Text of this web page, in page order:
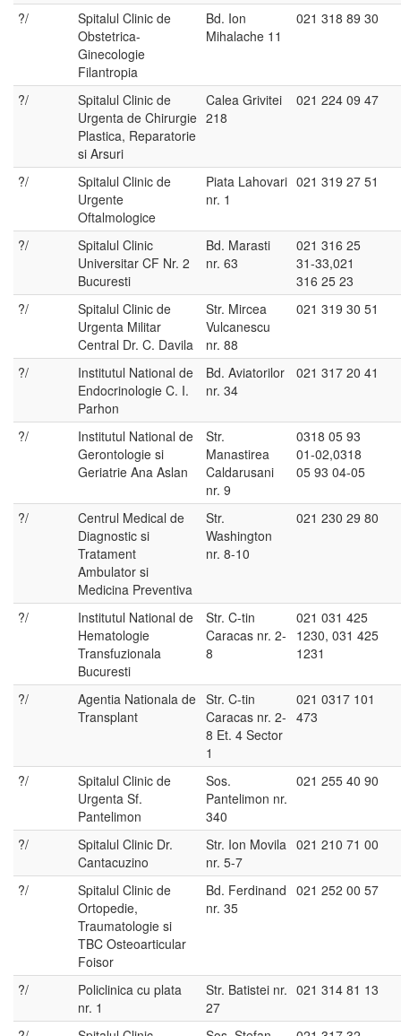
?/
Spitalul Clinic de
Obstetrica-
Ginecologie
Filantropia
Bd. Ion
Mihalache 11
021 318 89 30
?/
Spitalul Clinic de
Urgenta de Chirurgie
Plastica, Reparatorie
si Arsuri
Calea Grivitei
218
021 224 09 47
?/
Spitalul Clinic de
Urgente
Oftalmologice
Piata Lahovari
nr. 1
021 319 27 51
?/
Spitalul Clinic
Universitar CF Nr. 2
Bucuresti
Bd. Marasti
nr. 63
021 316 25
31-33,021
316 25 23
?/
Spitalul Clinic de
Urgenta Militar
Central Dr. C. Davila
Str. Mircea
Vulcanescu
nr. 88
021 319 30 51
?/
Institutul National de
Endocrinologie C. I.
Parhon
Bd. Aviatorilor
nr. 34
021 317 20 41
?/
Institutul National de
Gerontologie si
Geriatrie Ana Aslan
Str.
Manastirea
Caldarusani
nr. 9
0318 05 93
01-02,0318
05 93 04-05
?/
Centrul Medical de
Diagnostic si
Tratament
Ambulator si
Medicina Preventiva
Str.
Washington
nr. 8-10
021 230 29 80
?/
Institutul National de
Hematologie
Transfuzionala
Bucuresti
Str. C-tin
Caracas nr. 2-
8
021 031 425
1230, 031 425
1231
?/
Agentia Nationala de
Transplant
Str. C-tin
Caracas nr. 2-
8 Et. 4 Sector
1
021 0317 101
473
?/
Spitalul Clinic de
Urgenta Sf.
Pantelimon
Sos.
Pantelimon nr.
340
021 255 40 90
?/
Spitalul Clinic Dr.
Cantacuzino
Str. Ion Movila
nr. 5-7
021 210 71 00
?/
Spitalul Clinic de
Ortopedie,
Traumatologie si
TBC Osteoarticular
Foisor
Bd. Ferdinand
nr. 35
021 252 00 57
?/
Policlinica cu plata
nr. 1
Str. Batistei nr.
27
021 314 81 13